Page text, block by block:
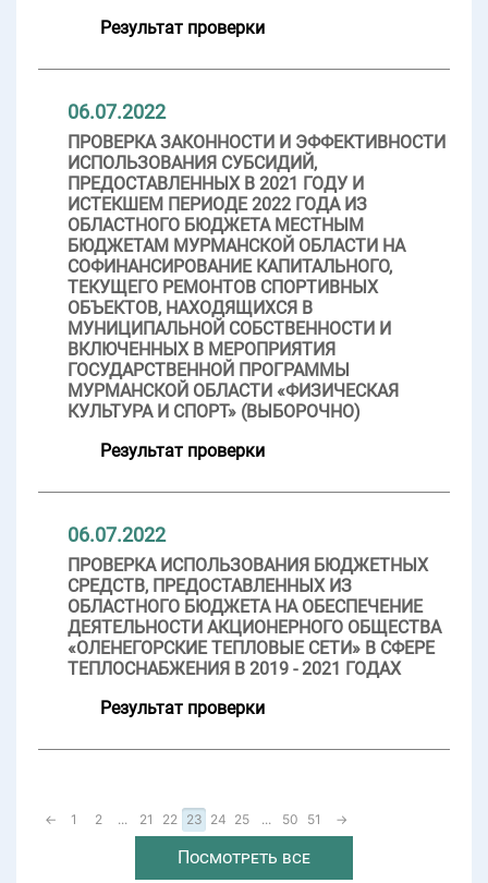
Результат проверки
06.07.2022
ПРОВЕРКА ЗАКОННОСТИ И ЭФФЕКТИВНОСТИ
ИСПОЛЬЗОВАНИЯ СУБСИДИЙ,
ПРЕДОСТАВЛЕННЫХ В 2021 ГОДУ И
ИСТЕКШЕМ ПЕРИОДЕ 2022 ГОДА ИЗ
ОБЛАСТНОГО БЮДЖЕТА МЕСТНЫМ
БЮДЖЕТАМ МУРМАНСКОЙ ОБЛАСТИ НА
СОФИНАНСИРОВАНИЕ КАПИТАЛЬНОГО,
ТЕКУЩЕГО РЕМОНТОВ СПОРТИВНЫХ
ОБЪЕКТОВ, НАХОДЯЩИХСЯ В
МУНИЦИПАЛЬНОЙ СОБСТВЕННОСТИ И
ВКЛЮЧЕННЫХ В МЕРОПРИЯТИЯ
ГОСУДАРСТВЕННОЙ ПРОГРАММЫ
МУРМАНСКОЙ ОБЛАСТИ «ФИЗИЧЕСКАЯ
КУЛЬТУРА И СПОРТ» (ВЫБОРОЧНО)
Результат проверки
06.07.2022
ПРОВЕРКА ИСПОЛЬЗОВАНИЯ БЮДЖЕТНЫХ
СРЕДСТВ, ПРЕДОСТАВЛЕННЫХ ИЗ
ОБЛАСТНОГО БЮДЖЕТА НА ОБЕСПЕЧЕНИЕ
ДЕЯТЕЛЬНОСТИ АКЦИОНЕРНОГО ОБЩЕСТВА
«ОЛЕНЕГОРСКИЕ ТЕПЛОВЫЕ СЕТИ» В СФЕРЕ
ТЕПЛОСНАБЖЕНИЯ В 2019 - 2021 ГОДАХ
Результат проверки
← 1 2 ... 21 22 23 24 25 ... 50 51 →
Посмотреть все